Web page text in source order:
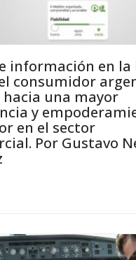
información en la
consumidor
hacia una mayor
y
en el sector
Por Gustavo